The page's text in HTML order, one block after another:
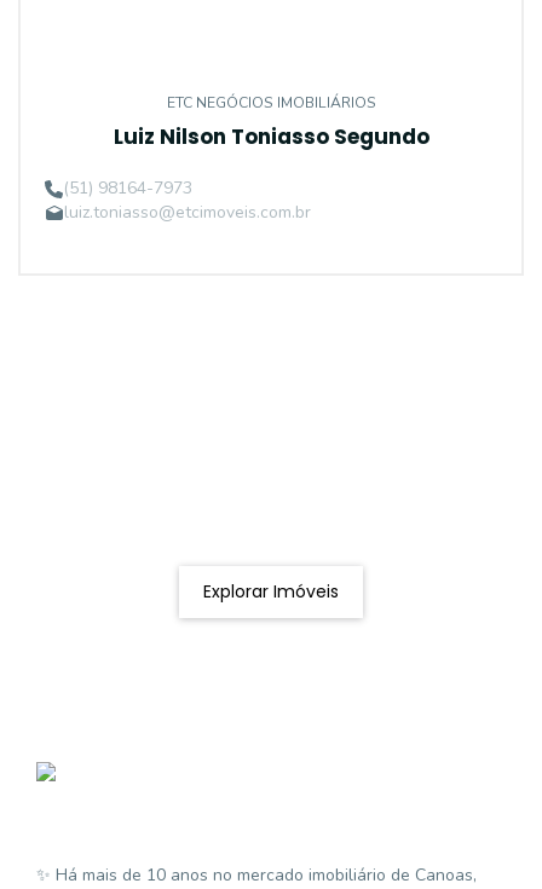
ETC NEGÓCIOS IMOBILIÁRIOS
Luiz Nilson Toniasso Segundo
(51) 98164-7973
luiz.toniasso@etcimoveis.com.br
Explorar Imóveis
✨ Há mais de 10 anos no mercado imobiliário de Canoas,